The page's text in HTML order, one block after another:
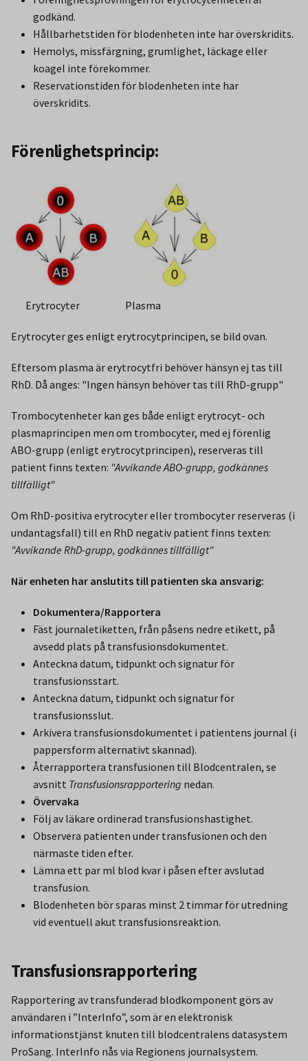
godkänd.
Hållbarhetstiden för blodenheten inte har överskridits.
Hemolys, missfärgning, grumlighet, läckage eller
koagel inte förekommer.
Reservationstiden för blodenheten inte har
överskridits.
Förenlighetsprincip:
Erytrocyter Plasma
Erytrocyter ges enligt erytrocytprincipen, se bild ovan.
Eftersom plasma är erytrocytfri behöver hänsyn ej tas till
RhD. Då anges: "Ingen hänsyn behöver tas till RhD-grupp"
Trombocytenheter kan ges både enligt erytrocyt- och
plasmaprincipen men om trombocyter, med ej förenlig
ABO-grupp (enligt erytrocytprincipen), reserveras till
patient finns texten: "Avvikande ABO-grupp, godkännes
tillfälligt"
Om RhD-positiva erytrocyter eller trombocyter reserveras (i
undantagsfall) till en RhD negativ patient finns texten:
"Avvikande RhD-grupp, godkännes tillfälligt"
När enheten har anslutits till patienten ska ansvarig:
Dokumentera/Rapportera
Fäst journaletiketten, från påsens nedre etikett, på
avsedd plats på transfusionsdokumentet.
Anteckna datum, tidpunkt och signatur för
transfusionsstart.
Anteckna datum, tidpunkt och signatur för
transfusionsslut.
Arkivera transfusionsdokumentet i patientens journal (i
pappersform alternativt skannad).
Återrapportera transfusionen till Blodcentralen, se
avsnitt Transfusionsrapportering nedan.
Övervaka
Följ av läkare ordinerad transfusionshastighet.
Observera patienten under transfusionen och den
närmaste tiden efter.
Lämna ett par ml blod kvar i påsen efter avslutad
transfusion.
Blodenheten bör sparas minst 2 timmar för utredning
vid eventuell akut transfusionsreaktion.
Transfusionsrapportering
Rapportering av transfunderad blodkomponent görs av
användaren i ”InterInfo”, som är en elektronisk
informationstjänst knuten till blodcentralens datasystem
ProSang. InterInfo nås via Regionens journalsystem.